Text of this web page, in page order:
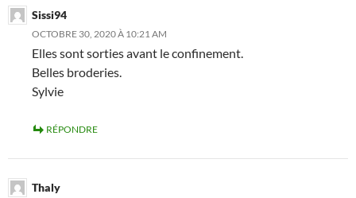
Sissi94
OCTOBRE 30, 2020 À 10:21 AM
Elles sont sorties avant le confinement.
Belles broderies.
Sylvie
RÉPONDRE
Thaly